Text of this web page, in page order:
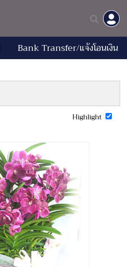
Bank Transfer/แจ้งโอนเงิน
Highlight